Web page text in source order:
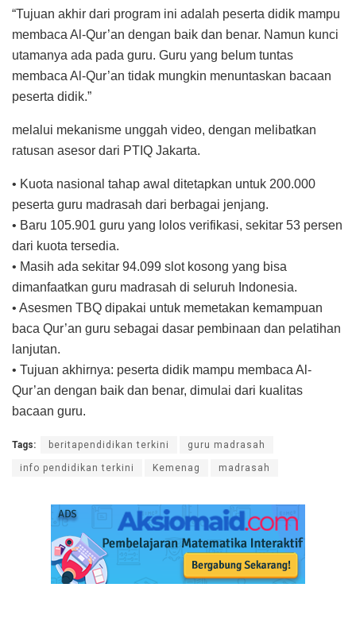
“Tujuan akhir dari program ini adalah peserta didik mampu
membaca Al-Qur’an dengan baik dan benar. Namun kunci
utamanya ada pada guru. Guru yang belum tuntas
membaca Al-Qur’an tidak mungkin menuntaskan bacaan
peserta didik.”
melalui mekanisme unggah video, dengan melibatkan
ratusan asesor dari PTIQ Jakarta.
• Kuota nasional tahap awal ditetapkan untuk 200.000
peserta guru madrasah dari berbagai jenjang.
• Baru 105.901 guru yang lolos verifikasi, sekitar 53 persen
dari kuota tersedia.
• Masih ada sekitar 94.099 slot kosong yang bisa
dimanfaatkan guru madrasah di seluruh Indonesia.
• Asesmen TBQ dipakai untuk memetakan kemampuan
baca Qur’an guru sebagai dasar pembinaan dan pelatihan
lanjutan.
• Tujuan akhirnya: peserta didik mampu membaca Al-
Qur’an dengan baik dan benar, dimulai dari kualitas
bacaan guru.
Tags: beritapendidikan terkini guru madrasah
info pendidikan terkini Kemenag madrasah